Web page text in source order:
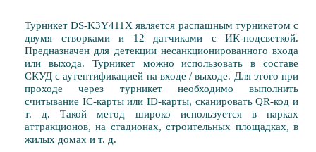
Турникет DS-K3Y411X является распашным турникетом с
двумя створками и 12 датчиками с ИК-подсветкой.
Предназначен для детекции несанкционированного входа
или выхода. Турникет можно использовать в составе
СКУД с аутентификацией на входе / выходе. Для этого при
проходе через турникет необходимо выполнить
считывание IC-карты или ID-карты, сканировать QR-код и
т. д. Такой метод широко используется в парках
аттракционов, на стадионах, строительных площадках, в
жилых домах и т. д.